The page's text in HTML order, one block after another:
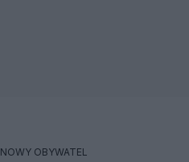
NOWY OBYWATEL